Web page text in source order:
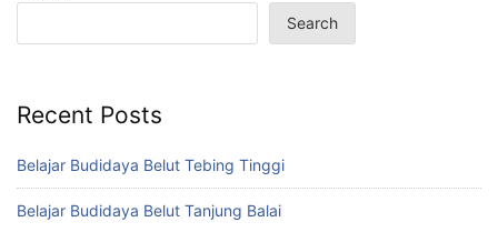
Search
Recent Posts
Belajar Budidaya Belut Tebing Tinggi
Belajar Budidaya Belut Tanjung Balai